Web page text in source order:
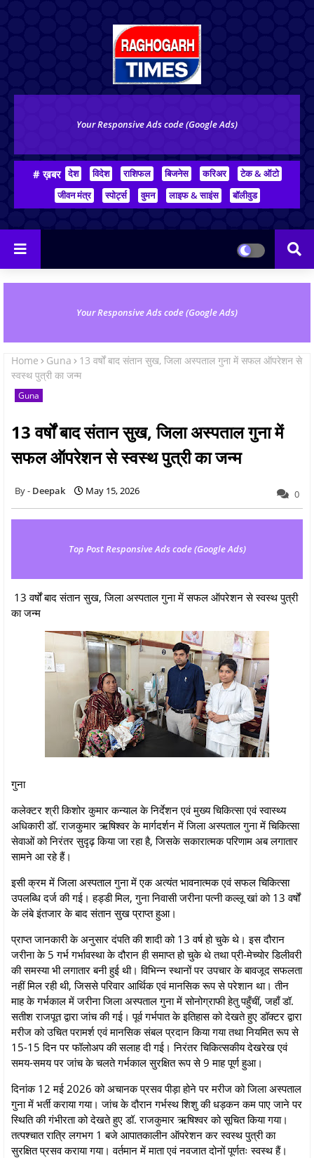
Your Responsive Ads code (Google Ads)
# ख़बर देश विदेश राशिफल बिजनेस करिअर
टेक & ऑटो
जीवन मंत्र
स्पोर्ट्स वुमन लाइफ & साइंस बॉलीवुड
Your Responsive Ads code (Google Ads)
Home Guna
13 वर्षों बाद संतान सुख, जिला अस्पताल गुना में सफल ऑपरेशन से
स्वस्थ पुत्री का जन्म
Guna
13 वर्षों बाद संतान सुख, जिला अस्पताल गुना में
सफल ऑपरेशन से स्वस्थ पुत्री का जन्म
Deepak May 15, 2026 0
Top Post Responsive Ads code (Google Ads)
13 वर्षों बाद संतान सुख, जिला अस्पताल गुना में सफल ऑपरेशन से स्वस्थ पुत्री
का जन्म
गुना
कलेक्टर श्री किशोर कुमार कन्याल के निर्देशन एवं मुख्य चिकित्सा एवं स्वास्थ्य
अधिकारी डॉ. राजकुमार ऋषिश्‍वर के मार्गदर्शन में जिला अस्पताल गुना में चिकित्सा
सेवाओं को निरंतर सुदृढ़ किया जा रहा है, जिसके सकारात्मक परिणाम अब लगातार
सामने आ रहे हैं।
इसी क्रम में जिला अस्पताल गुना में एक अत्यंत भावनात्मक एवं सफल चिकित्सा
उपलब्धि दर्ज की गई। हड्डी मिल, गुना निवासी जरीना पत्नी कल्लू खां को 13 वर्षों
के लंबे इंतजार के बाद संतान सुख प्राप्त हुआ।
प्राप्त जानकारी के अनुसार दंपति की शादी को 13 वर्ष हो चुके थे। इस दौरान
जरीना के 5 गर्भ गर्भावस्था के दौरान ही समाप्त हो चुके थे तथा प्री-मेच्योर डिलीवरी
की समस्या भी लगातार बनी हुई थी। विभिन्न स्थानों पर उपचार के बावजूद सफलता
नहीं मिल रही थी, जिससे परिवार आर्थिक एवं मानसिक रूप से परेशान था। तीन
माह के गर्भकाल में जरीना जिला अस्पताल गुना में सोनोग्राफी हेतु पहुँचीं, जहाँ डॉ.
सतीश राजपूत द्वारा जांच की गई। पूर्व गर्भपात के इतिहास को देखते हुए डॉक्टर द्वारा
मरीज को उचित परामर्श एवं मानसिक संबल प्रदान किया गया तथा नियमित रूप से
15-15 दिन पर फॉलोअप की सलाह दी गई। निरंतर चिकित्सकीय देखरेख एवं
समय-समय पर जांच के चलते गर्भकाल सुरक्षित रूप से 9 माह पूर्ण हुआ।
दिनांक 12 मई 2026 को अचानक प्रसव पीड़ा होने पर मरीज को जिला अस्पताल
गुना में भर्ती कराया गया। जांच के दौरान गर्भस्थ शिशु की धड़कन कम पाए जाने पर
स्थिति की गंभीरता को देखते हुए डॉ. राजकुमार ऋषिश्‍वर को सूचित किया गया।
तत्पश्चात रात्रि लगभग 1 बजे आपातकालीन ऑपरेशन कर स्वस्थ पुत्री का
सुरक्षित प्रसव कराया गया। वर्तमान में माता एवं नवजात दोनों पूर्णतः स्वस्थ हैं।